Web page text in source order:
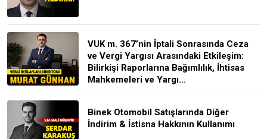
VUK m. 367’nin İptali Sonrasında Ceza
ve Vergi Yargısı Arasındaki Etkileşim:
Bilirkişi Raporlarına Bağımlılık, İhtisas
Mahkemeleri ve Yargı...
Binek Otomobil Satışlarında Diğer
İndirim & İstisna Hakkının Kullanımı